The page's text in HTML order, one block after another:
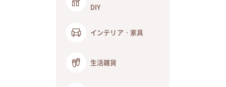
DIY
インテリア・家具
生活雑貨